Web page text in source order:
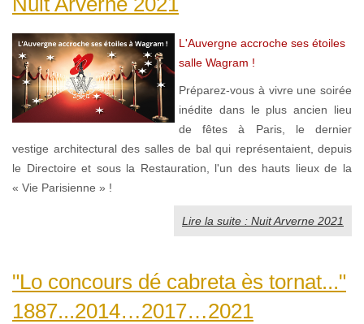
L'Auvergne accroche ses étoiles
salle Wagram !
Préparez-vous à vivre une soirée
inédite dans le plus ancien lieu
de fêtes à Paris, le dernier
vestige architectural des salles de bal qui représentaient, depuis
le Directoire et sous la Restauration, l'un des hauts lieux de la
« Vie Parisienne » !
Lire la suite : Nuit Arverne 2021
"Lo concours dé cabreta ès tornat..."
1887...2014…2017…2021